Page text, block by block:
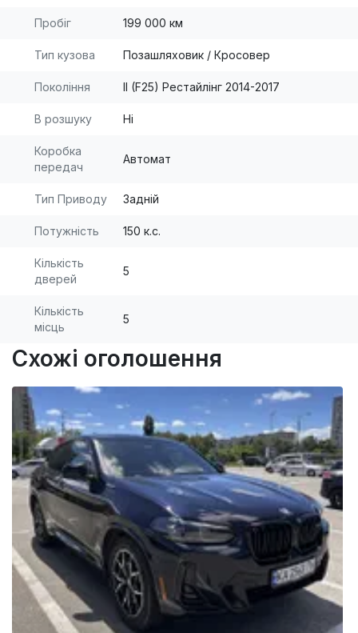
Пробіг 199 000 км
Тип кузова Позашляховик / Кросовер
Покоління II (F25) Рестайлінг 2014-2017
В розшуку Ні
Коробка
передач
Автомат
Тип Приводу Задній
Потужність 150 к.с.
Кількість
дверей
5
Кількість
місць
5
Схожі оголошення